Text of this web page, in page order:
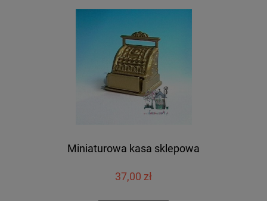
Miniaturowa kasa sklepowa
37,00 zł